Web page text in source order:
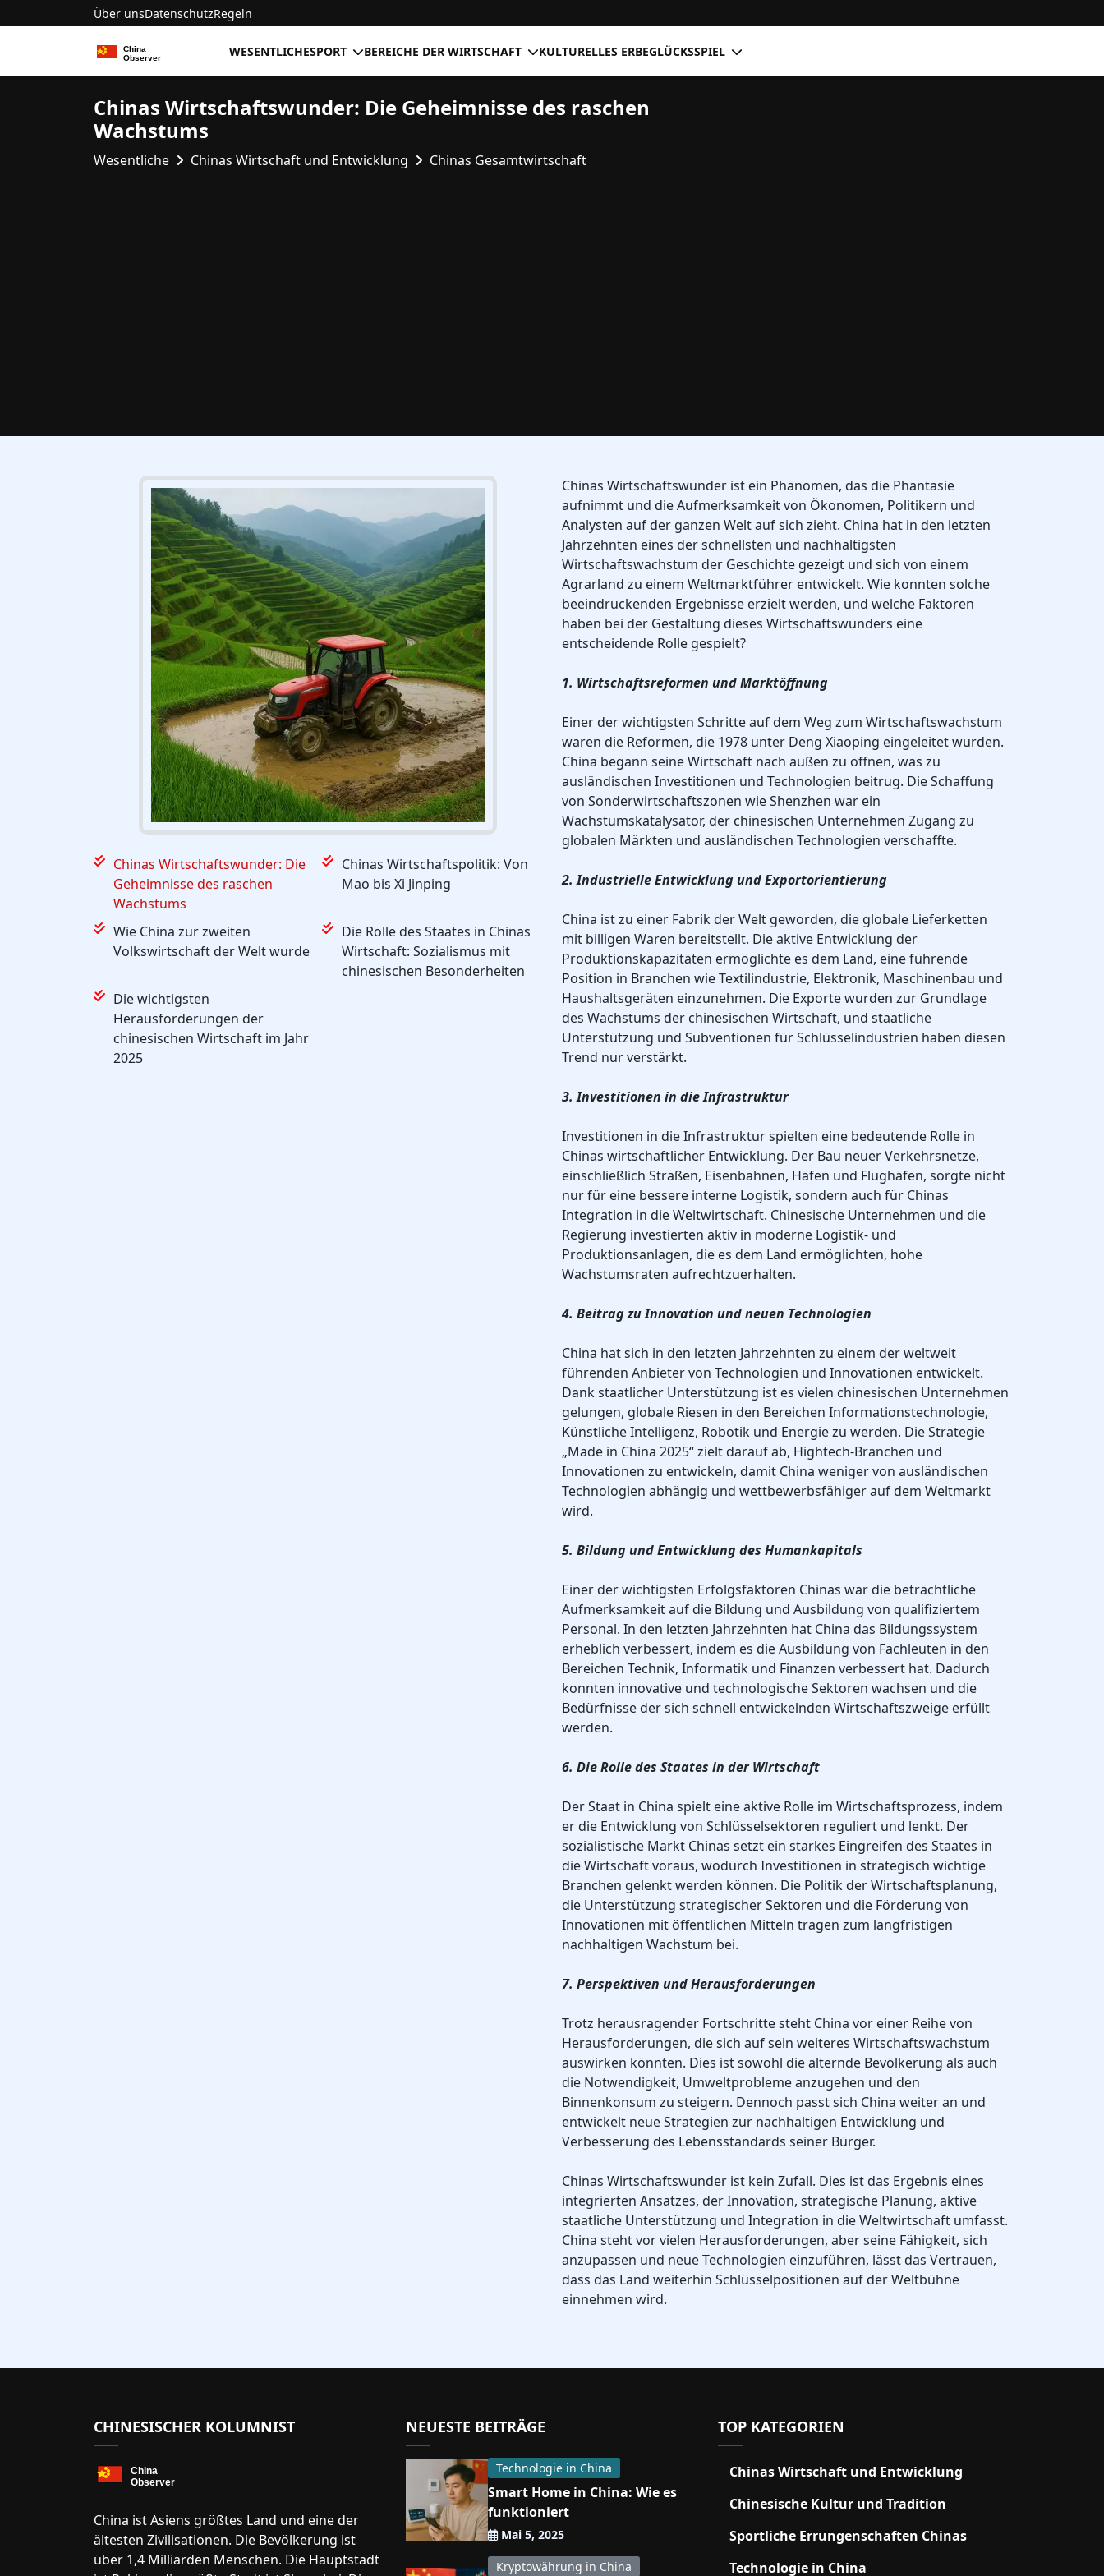
Über unsDatenschutzRegeln
WESENTLICHESPORT BEREICHE DER WIRTSCHAFT KULTURELLES ERBEGLÜCKSSPIEL
Chinas Wirtschaftswunder: Die Geheimnisse des raschen
Wachstums
Wesentliche Chinas Wirtschaft und Entwicklung Chinas Gesamtwirtschaft
Chinas Wirtschaftswunder: Die
Geheimnisse des raschen
Wachstums
Chinas Wirtschaftspolitik: Von
Mao bis Xi Jinping
Wie China zur zweiten
Volkswirtschaft der Welt wurde
Die Rolle des Staates in Chinas
Wirtschaft: Sozialismus mit
chinesischen Besonderheiten
Die wichtigsten
Herausforderungen der
chinesischen Wirtschaft im Jahr
2025
Chinas Wirtschaftswunder ist ein Phänomen, das die Phantasie
aufnimmt und die Aufmerksamkeit von Ökonomen, Politikern und
Analysten auf der ganzen Welt auf sich zieht. China hat in den letzten
Jahrzehnten eines der schnellsten und nachhaltigsten
Wirtschaftswachstum der Geschichte gezeigt und sich von einem
Agrarland zu einem Weltmarktführer entwickelt. Wie konnten solche
beeindruckenden Ergebnisse erzielt werden, und welche Faktoren
haben bei der Gestaltung dieses Wirtschaftswunders eine
entscheidende Rolle gespielt?
1. Wirtschaftsreformen und Marktöffnung
Einer der wichtigsten Schritte auf dem Weg zum Wirtschaftswachstum
waren die Reformen, die 1978 unter Deng Xiaoping eingeleitet wurden.
China begann seine Wirtschaft nach außen zu öffnen, was zu
ausländischen Investitionen und Technologien beitrug. Die Schaffung
von Sonderwirtschaftszonen wie Shenzhen war ein
Wachstumskatalysator, der chinesischen Unternehmen Zugang zu
globalen Märkten und ausländischen Technologien verschaffte.
2. Industrielle Entwicklung und Exportorientierung
China ist zu einer Fabrik der Welt geworden, die globale Lieferketten
mit billigen Waren bereitstellt. Die aktive Entwicklung der
Produktionskapazitäten ermöglichte es dem Land, eine führende
Position in Branchen wie Textilindustrie, Elektronik, Maschinenbau und
Haushaltsgeräten einzunehmen. Die Exporte wurden zur Grundlage
des Wachstums der chinesischen Wirtschaft, und staatliche
Unterstützung und Subventionen für Schlüsselindustrien haben diesen
Trend nur verstärkt.
3. Investitionen in die Infrastruktur
Investitionen in die Infrastruktur spielten eine bedeutende Rolle in
Chinas wirtschaftlicher Entwicklung. Der Bau neuer Verkehrsnetze,
einschließlich Straßen, Eisenbahnen, Häfen und Flughäfen, sorgte nicht
nur für eine bessere interne Logistik, sondern auch für Chinas
Integration in die Weltwirtschaft. Chinesische Unternehmen und die
Regierung investierten aktiv in moderne Logistik- und
Produktionsanlagen, die es dem Land ermöglichten, hohe
Wachstumsraten aufrechtzuerhalten.
4. Beitrag zu Innovation und neuen Technologien
China hat sich in den letzten Jahrzehnten zu einem der weltweit
führenden Anbieter von Technologien und Innovationen entwickelt.
Dank staatlicher Unterstützung ist es vielen chinesischen Unternehmen
gelungen, globale Riesen in den Bereichen Informationstechnologie,
Künstliche Intelligenz, Robotik und Energie zu werden. Die Strategie
„Made in China 2025“ zielt darauf ab, Hightech-Branchen und
Innovationen zu entwickeln, damit China weniger von ausländischen
Technologien abhängig und wettbewerbsfähiger auf dem Weltmarkt
wird.
5. Bildung und Entwicklung des Humankapitals
Einer der wichtigsten Erfolgsfaktoren Chinas war die beträchtliche
Aufmerksamkeit auf die Bildung und Ausbildung von qualifiziertem
Personal. In den letzten Jahrzehnten hat China das Bildungssystem
erheblich verbessert, indem es die Ausbildung von Fachleuten in den
Bereichen Technik, Informatik und Finanzen verbessert hat. Dadurch
konnten innovative und technologische Sektoren wachsen und die
Bedürfnisse der sich schnell entwickelnden Wirtschaftszweige erfüllt
werden.
6. Die Rolle des Staates in der Wirtschaft
Der Staat in China spielt eine aktive Rolle im Wirtschaftsprozess, indem
er die Entwicklung von Schlüsselsektoren reguliert und lenkt. Der
sozialistische Markt Chinas setzt ein starkes Eingreifen des Staates in
die Wirtschaft voraus, wodurch Investitionen in strategisch wichtige
Branchen gelenkt werden können. Die Politik der Wirtschaftsplanung,
die Unterstützung strategischer Sektoren und die Förderung von
Innovationen mit öffentlichen Mitteln tragen zum langfristigen
nachhaltigen Wachstum bei.
7. Perspektiven und Herausforderungen
Trotz herausragender Fortschritte steht China vor einer Reihe von
Herausforderungen, die sich auf sein weiteres Wirtschaftswachstum
auswirken könnten. Dies ist sowohl die alternde Bevölkerung als auch
die Notwendigkeit, Umweltprobleme anzugehen und den
Binnenkonsum zu steigern. Dennoch passt sich China weiter an und
entwickelt neue Strategien zur nachhaltigen Entwicklung und
Verbesserung des Lebensstandards seiner Bürger.
Chinas Wirtschaftswunder ist kein Zufall. Dies ist das Ergebnis eines
integrierten Ansatzes, der Innovation, strategische Planung, aktive
staatliche Unterstützung und Integration in die Weltwirtschaft umfasst.
China steht vor vielen Herausforderungen, aber seine Fähigkeit, sich
anzupassen und neue Technologien einzuführen, lässt das Vertrauen,
dass das Land weiterhin Schlüsselpositionen auf der Weltbühne
einnehmen wird.
CHINESISCHER KOLUMNIST
China ist Asiens größtes Land und eine der
ältesten Zivilisationen. Die Bevölkerung ist
über 1,4 Milliarden Menschen. Die Hauptstadt
NEUESTE BEITRÄGE
Technologie in China
Smart Home in China: Wie es
funktioniert
Mai 5, 2025
Kryptowährung in China
TOP KATEGORIEN
Chinas Wirtschaft und Entwicklung
Chinesische Kultur und Tradition
Sportliche Errungenschaften Chinas
Technologie in China